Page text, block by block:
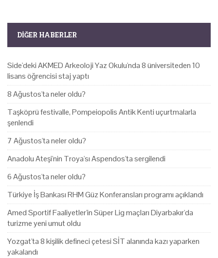
DIĞER HABERLER
Side'deki AKMED Arkeoloji Yaz Okulu'nda 8 üniversiteden 10
lisans öğrencisi staj yaptı
8 Ağustos'ta neler oldu?
Taşköprü festivalle, Pompeiopolis Antik Kenti uçurtmalarla
şenlendi
7 Ağustos'ta neler oldu?
Anadolu Ateşi'nin Troya'sı Aspendos'ta sergilendi
6 Ağustos'ta neler oldu?
Türkiye İş Bankası RHM Güz Konferansları programı açıklandı
Amed Sportif Faaliyetler'in Süper Lig maçları Diyarbakır'da
turizme yeni umut oldu
Yozgat'ta 8 kişilik defineci çetesi SİT alanında kazı yaparken
yakalandı